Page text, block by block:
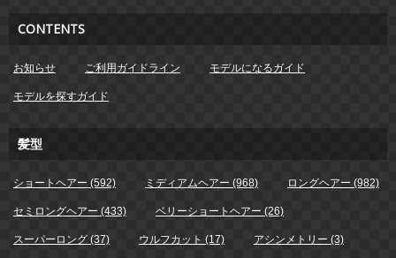
CONTENTS
お知らせ ご利用ガイドライン モデルになるガイド
モデルを探すガイド
髪型
ショートヘアー (592) ミディアムヘアー (968) ロングヘアー (982)
セミロングヘアー (433) ベリーショートヘアー (26)
スーパーロング (37) ウルフカット (17) アシンメトリー (3)